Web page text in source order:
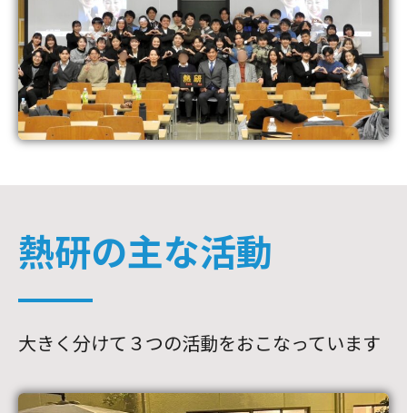
熱研の主な活動
大きく分けて３つの活動をおこなっています